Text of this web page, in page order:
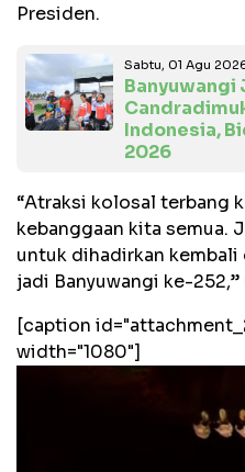
Presiden.
Sabtu, 01 Agu
Banyuwangi
Indonesia,
2026
“Atraksi kolosal terbang
kebanggaan kita semua.
untuk dihadirkan kembali
jadi Banyuwangi ke-
[caption
width="1080"]